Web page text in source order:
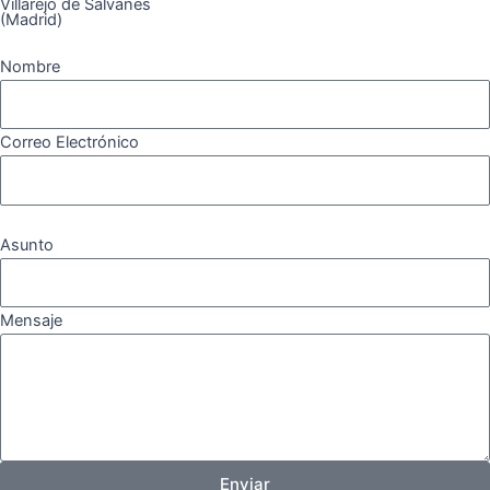
(Madrid)
Nombre
Correo Electrónico
Asunto
Mensaje
Enviar